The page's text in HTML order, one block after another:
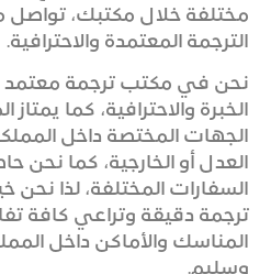
مختلفة خلال مكتبك،
الترجمة المعتمدة والاحترافية.
نحن في مكتب ترجمة معتمد
الخبرة والاحترافية، كما
الجهات المختصة داخل
العدل أو الخارجية، كما نحن
السفارات المختلفة، لذا
ترجمة دقيقة وتراعي كافة
المناسك والأماكن داخل
وسليم.